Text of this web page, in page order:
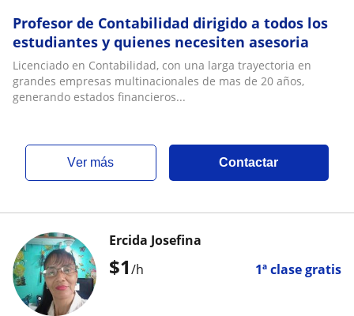
Profesor de Contabilidad dirigido a todos los
estudiantes y quienes necesiten asesoria
Licenciado en Contabilidad, con una larga trayectoria en
grandes empresas multinacionales de mas de 20 años,
generando estados financieros...
ver más Contactar
$1/h 1ª clase gratis
Ercida Josefina